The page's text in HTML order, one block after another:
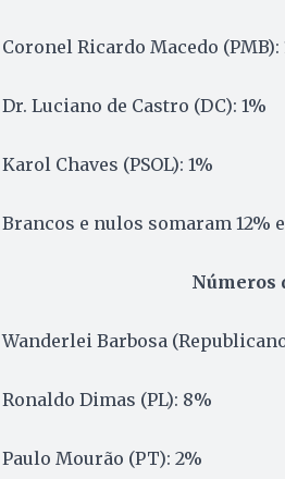
Coronel Ricardo Macedo (PMB):
Dr. Luciano de Castro (DC): 1%
Karol Chaves (PSOL): 1%
Brancos e nulos somaram 12%
Números
Wanderlei Barbosa
Ronaldo Dimas (PL): 8%
Paulo Mourão (PT): 2%